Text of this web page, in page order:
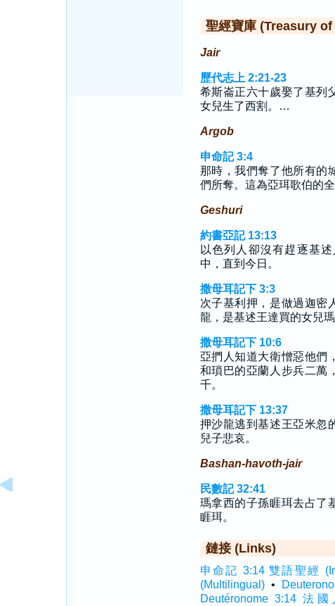
聖經寶庫 (Treasury
Jair
歷代志上 2:21-23
希斯崙正六十歲娶了基列
女兒生了西割。…
Argob
申命記 3:4
那時，我們奪了他所有的
們所奪。這為亞珥歌伯的
Geshuri
約書亞記 13:13
以色列人卻沒有趕逐基
中，直到今日。
撒母耳記下 3:3
次子基利押，是做過迦密
龍，是基述王達買的女兒瑪
撒母耳記下 10:6
亞捫人知道大衛憎惡他們
和瑣巴的亞蘭人步兵二萬
千。
撒母耳記下 13:37
押沙龍逃到基述王亞米忽
兒子悲哀。
Bashan-havoth-jair
民數記 32:41
瑪拿西的子孫睚珥去占了
睚珥。
鏈接 (Links)
申命記 3:14 雙語聖經
(Multilingual)•
Deutéronome 3:14 法